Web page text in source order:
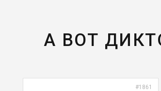
А ВОТ
#1861